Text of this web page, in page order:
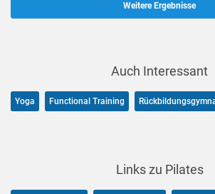
Weitere Ergebnisse
Auch Interessant
Yoga Functional Training
Links zu Pilates